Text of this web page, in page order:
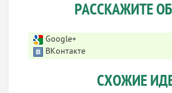
РАССКАЖИТЕ
Google+
ВКонтакте
СХОЖИЕ